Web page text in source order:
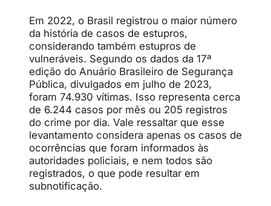
Em 2022, o Brasil registrou o maior número
da história de casos de estupros,
considerando também estupros de
vulneráveis. Segundo os dados da 17ª
edição do Anuário Brasileiro de Segurança
Pública, divulgados em julho de 2023,
foram 74.930 vítimas. Isso representa cerca
de 6.244 casos por mês ou 205 registros
do crime por dia. Vale ressaltar que esse
levantamento considera apenas os casos de
ocorrências que foram informados às
autoridades policiais, e nem todos são
registrados, o que pode resultar em
subnotificação.